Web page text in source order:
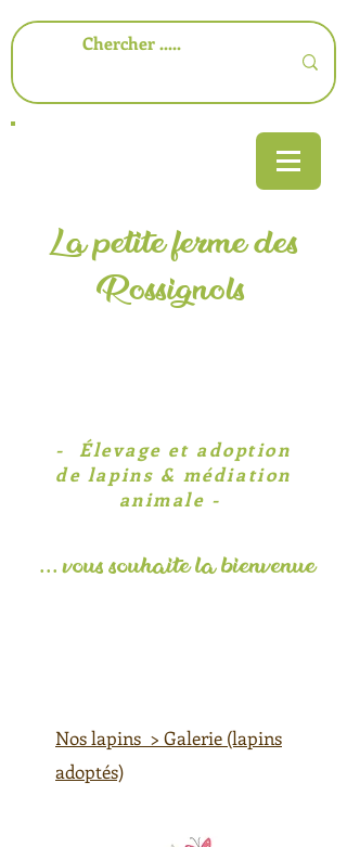
La petite ferme des
Rossignols
-​ Élevage et adoption
de lapins & médiation
animale -
... vous souhaite labienvenue
​Nos lapins > Galerie (lapins
adoptés)